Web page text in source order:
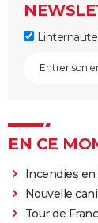
EN CE
Incendies en
Nouvelle
Tour de